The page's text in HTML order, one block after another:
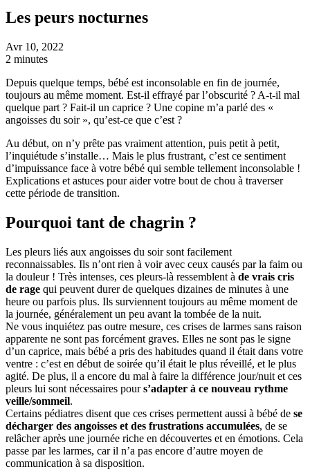
Les peurs nocturnes
Avr 10, 2022
2 minutes
Depuis quelque temps, bébé est inconsolable en fin de journée,
toujours au même moment. Est-il effrayé par l’obscurité ? A-t-il mal
quelque part ? Fait-il un caprice ? Une copine m’a parlé des «
angoisses du soir », qu’est-ce que c’est ?
Au début, on n’y prête pas vraiment attention, puis petit à petit,
l’inquiétude s’installe… Mais le plus frustrant, c’est ce sentiment
d’impuissance face à votre bébé qui semble tellement inconsolable !
Explications et astuces pour aider votre bout de chou à traverser
cette période de transition.
Pourquoi tant de chagrin ?
Les pleurs liés aux angoisses du soir sont facilement
reconnaissables. Ils n’ont rien à voir avec ceux causés par la faim ou
la douleur ! Très intenses, ces pleurs-là ressemblent à de vrais cris
de rage qui peuvent durer de quelques dizaines de minutes à une
heure ou parfois plus. Ils surviennent toujours au même moment de
la journée, généralement un peu avant la tombée de la nuit.
Ne vous inquiétez pas outre mesure, ces crises de larmes sans raison
apparente ne sont pas forcément graves. Elles ne sont pas le signe
d’un caprice, mais bébé a pris des habitudes quand il était dans votre
ventre : c’est en début de soirée qu’il était le plus réveillé, et le plus
agité. De plus, il a encore du mal à faire la différence jour/nuit et ces
pleurs lui sont nécessaires pours’adapter à ce nouveau rythme
veille/sommeil.
Certains pédiatres disent que ces crises permettent aussi à bébé de se
décharger des angoisses et des frustrations accumulées, de se
relâcher après une journée riche en découvertes et en émotions. Cela
passe par les larmes, car il n’a pas encore d’autre moyen de
communication à sa disposition.